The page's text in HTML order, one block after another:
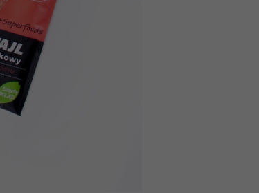
usunięcia lub ograniczenia ich przetwarzania.
sprzeciw oraz skorzystać z innych praw
zgodnej z obowiązującymi przepisami, podstawie
usług, w tym dopasowywania ich do Twoich
jest niezbędność do wykonania umów o ich